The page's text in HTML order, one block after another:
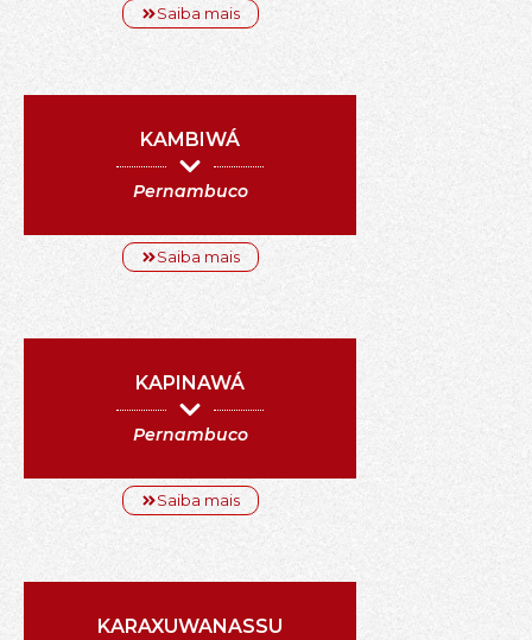
Saiba mais
KAMBIWÁ
Pernambuco
Saiba mais
KAPINAWÁ
Pernambuco
Saiba mais
KARAXUWANASSU